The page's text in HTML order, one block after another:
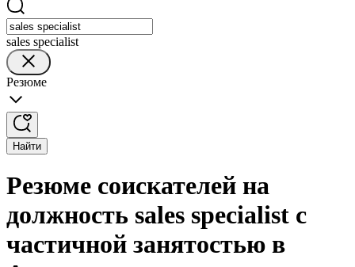
sales specialist
Резюме
Найти
Резюме соискателей на
должность sales specialist с
частичной занятостью в